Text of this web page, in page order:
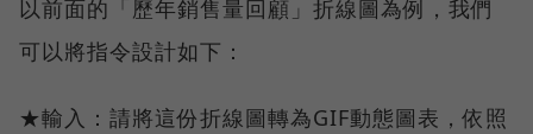
以前面的「歷年銷售量回顧」折線圖為例，我們
可以將指令設計如下：
★輸入：請將這份折線圖轉為GIF動態圖表，依照